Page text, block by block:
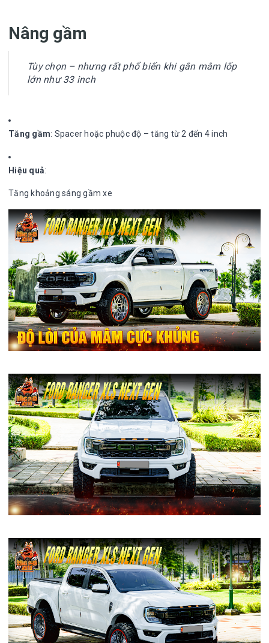
Nâng gầm
Tùy chọn – nhưng rất phổ biến khi gắn mâm lốp
lớn như 33 inch
Tăng gầm: Spacer hoặc phuộc độ – tăng từ 2 đến 4 inch
Hiệu quả:
Tăng khoảng sáng gầm xe